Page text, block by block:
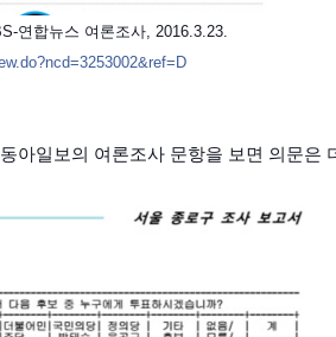
연합뉴스 여론조사, 2016.3.23.
아일보의 여론조사 문항을 보면 의문은